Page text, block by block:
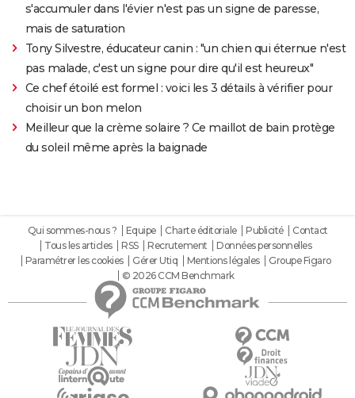
s'accumuler dans l'évier n'est pas un signe de paresse,
mais de saturation
Tony Silvestre, éducateur canin : "un chien qui éternue n'est
pas malade, c'est un signe pour dire qu'il est heureux"
Ce chef étoilé est formel : voici les 3 détails à vérifier pour
choisir un bon melon
Meilleur que la crème solaire ? Ce maillot de bain protège
du soleil même après la baignade
Qui sommes-nous ? Equipe Charte éditoriale Publicité
Contact
Tous les articles
RSS Recrutement
Données personnelles
Paramétrer les cookies
Gérer Utiq Mentions légales
Groupe Figaro
© 2026 CCM Benchmark